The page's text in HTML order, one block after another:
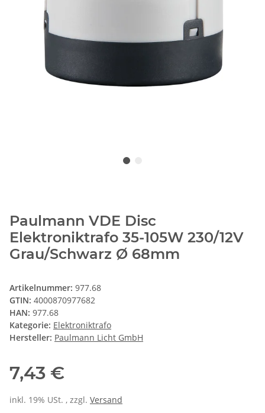
Paulmann VDE Disc
Elektroniktrafo 35-105W 230/12V
Grau/Schwarz Ø 68mm
Artikelnummer: 977.68
GTIN: 4000870977682
HAN: 977.68
Kategorie: Elektroniktrafo
Hersteller: Paulmann Licht GmbH
7,43 €
inkl. 19% USt. , zzgl. Versand